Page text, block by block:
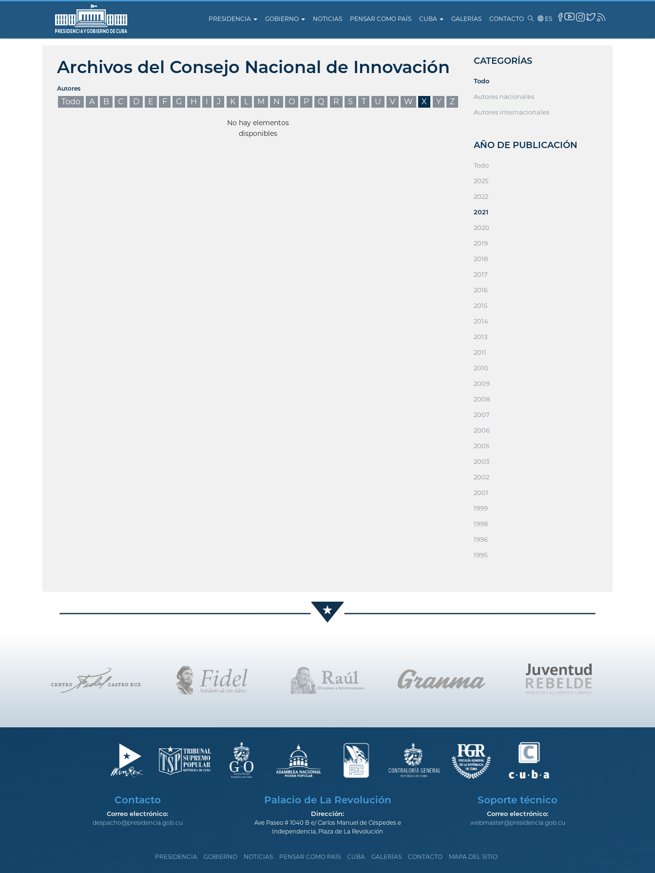
PRESIDENCIA GOBIERNO NOTICIAS PENSAR COMO PAÍS CUBA GALERÍAS CONTACTO ES
Archivos del Consejo Nacional de Innovación
Autores
Todo A B C D E F G H I J K L M N O P Q R S T U V W X Y Z
No hay elementos
disponibles
CATEGORÍAS
Todo
Autores nacionales
Autores internacionales
AÑO DE PUBLICACIÓN
Todo
2025
2022
2021
2020
2019
2018
2017
2016
2015
2014
2013
2011
2010
2009
2008
2007
2006
2005
2003
2002
2001
1999
1998
1996
1995
Contacto
Correo electrónico:
despacho@presidencia.gob.cu
Palacio de La Revolución
Dirección:
Ave Paseo # 1040 B e/ Carlos Manuel de Céspedes e
Independencia, Plaza de La Revolución
Soporte técnico
Correo electrónico:
webmaster@presidencia.gob.cu
PRESIDENCIA GOBIERNO NOTICIAS PENSAR COMO PAÍS CUBA GALERÍAS CONTACTO MAPA DEL SITIO